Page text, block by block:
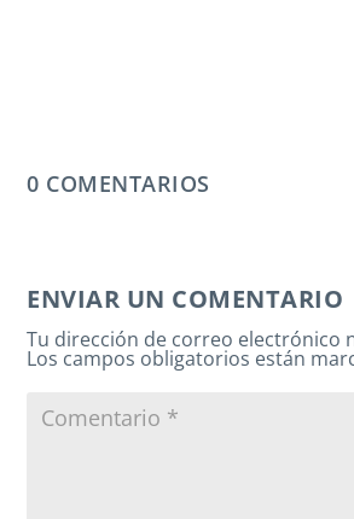
0 COMENTARIOS
ENVIAR UN COMENTARIO
Tu dirección de correo electrónico
Los campos obligatorios están